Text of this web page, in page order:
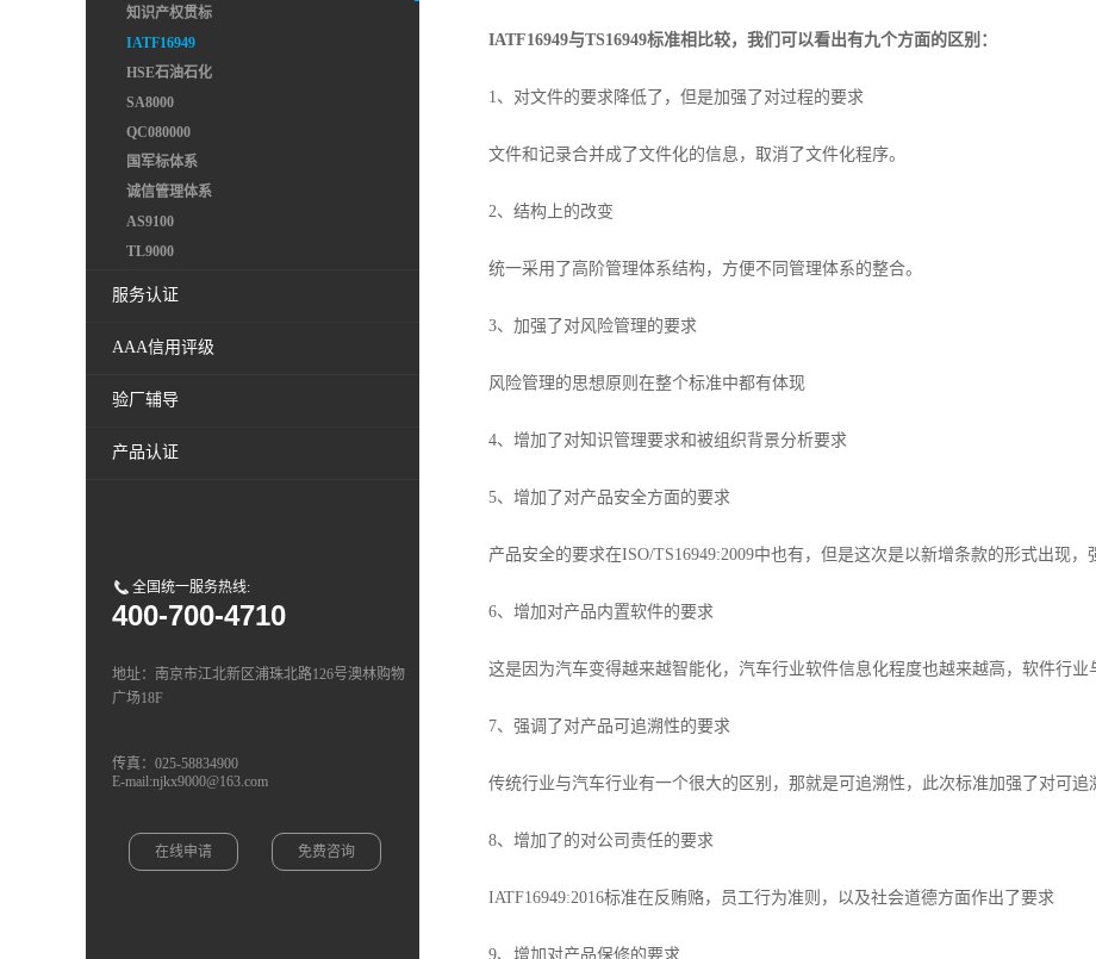
知识产权贯标
IATF16949
HSE石油石化
SA8000
QC080000
国军标体系
诚信管理体系
AS9100
TL9000
服务认证
AAA信用评级
验厂辅导
产品认证
全国统一服务热线:
400-700-4710
地址：南京市江北新区浦珠北路126号澳林购物
广场18F
传真：025-58834900
E-mail:njkx9000@163.com
在线申请 免费咨询
IATF16949与TS16949标准相比较，我们可以看出有九个方面的区别：
1、对文件的要求降低了，但是加强了对过程的要求
文件和记录合并成了文件化的信息，取消了文件化程序。
2、结构上的改变
统一采用了高阶管理体系结构，方便不同管理体系的整合。
3、加强了对风险管理的要求
风险管理的思想原则在整个标准中都有体现
4、增加了对知识管理要求和被组织背景分析要求
5、增加了对产品安全方面的要求
产品安全的要求在ISO/TS16949:2009中也有，但是这次是以新增条款的形式出现，
6、增加对产品内置软件的要求
这是因为汽车变得越来越智能化，汽车行业软件信息化程度也越来越高，软件行业
7、强调了对产品可追溯性的要求
传统行业与汽车行业有一个很大的区别，那就是可追溯性，此次标准加强了对可追
8、增加了的对公司责任的要求
IATF16949:2016标准在反贿赂，员工行为准则，以及社会道德方面作出了要求
9、增加对产品保修的要求